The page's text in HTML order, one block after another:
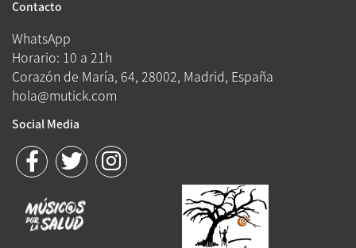
Contacto
WhatsApp
Horario: 10 a 21h
Corazón de María, 64, 28002, Madrid, España
hola@mutick.com
Social Media